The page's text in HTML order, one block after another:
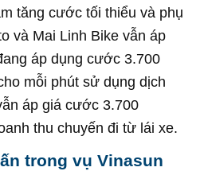
tăng cước tối thiểu và phụ
và Mai Linh Bike vẫn áp
áp dụng cước 3.700
mỗi phút sử dụng dịch
áp giá cước 3.700
thu chuyến đi từ lái xe.
trong vụ Vinasun